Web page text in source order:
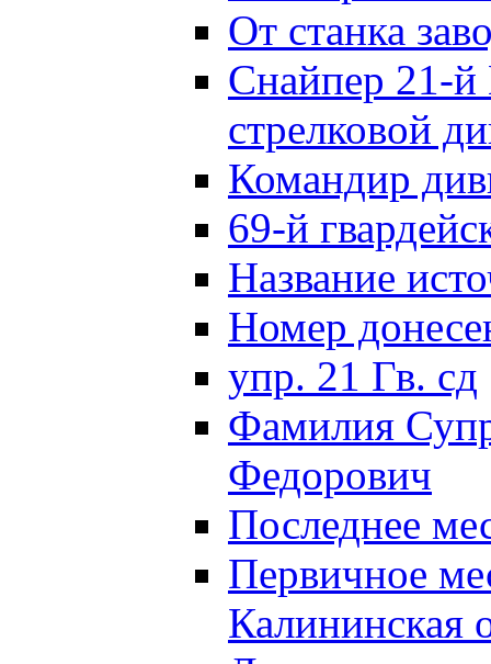
От станка
Снайпер 21-й
стрелковой
Командир
69-й
Название
Номер
упр. 21 Гв. сд
Фамилия
Федорович
Последнее
Первичное
Калининская